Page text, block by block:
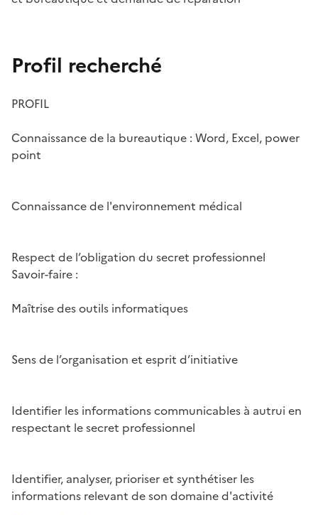
Profil recherché
PROFIL
Connaissance de la bureautique : Word, Excel, power
point
Connaissance de l'environnement médical
Respect de l’obligation du secret professionnel
Savoir-faire :
Maîtrise des outils informatiques
Sens de l’organisation et esprit d’initiative
Identifier les informations communicables à autrui en
respectant le secret professionnel
Identifier, analyser, prioriser et synthétiser les
informations relevant de son domaine d'activité